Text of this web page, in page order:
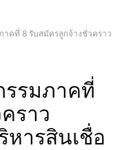
าคที่ 8 รับสมัครลูกจ้างชั่วคราว
รรมภาคที่
ราว
หารสินเชื่อ